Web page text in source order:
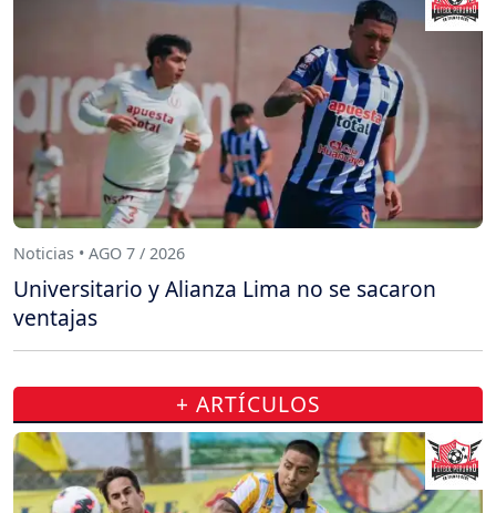
Noticias • AGO 7 / 2026
Universitario y Alianza Lima no se sacaron
ventajas
+ ARTÍCULOS